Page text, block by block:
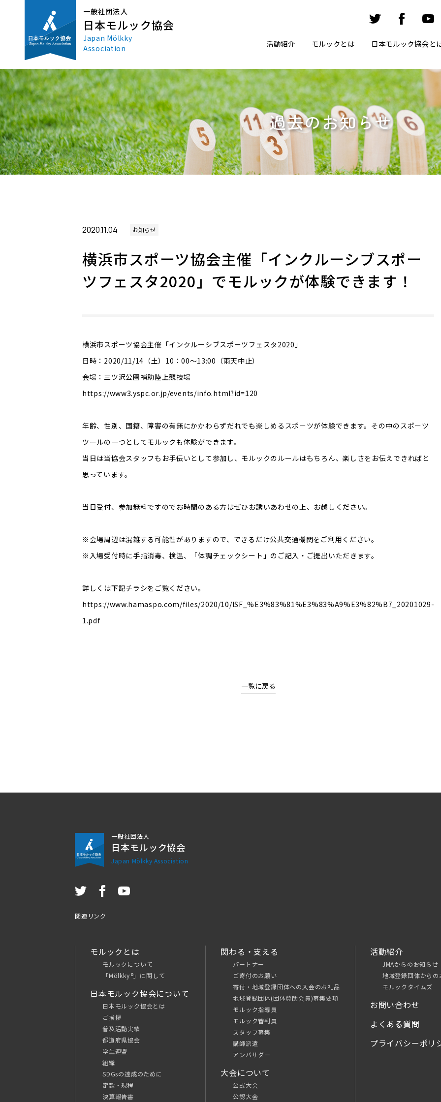
一般社団法人
日本モルック協会
Japan Mölkky
Association
活動紹介 モルックとは 日本モルック協会と
過去のお知らせ
2020.11.04 お知らせ
横浜市スポーツ協会主催「インクルーシブスポー
ツフェスタ2020」でモルックが体験できます！
横浜市スポーツ協会主催「インクルーシブスポーツフェスタ2020」
日時：2020/11/14（土）10：00〜13:00（雨天中止）
会場：三ツ沢公園補助陸上競技場
https://www3.yspc.or.jp/events/info.html?id=120
年齢、性別、国籍、障害の有無にかかわらずだれでも楽しめるスポーツが体験できます。その中のスポーツ
ツールの一つとしてモルックも体験ができます。
当日は当協会スタッフもお手伝いとして参加し、モルックのルールはもちろん、楽しさをお伝えできればと
思っています。
当日受付、参加無料ですのでお時間のある方はぜひお誘いあわせの上、お越しください。
※会場周辺は混雑する可能性がありますので、できるだけ公共交通機関をご利用ください。
※入場受付時に手指消毒、検温、「体調チェックシート」のご記入・ご提出いただきます。
詳しくは下記チラシをご覧ください。
https://www.hamaspo.com/files/2020/10/ISF_%E3%83%81%E3%83%A9%E3%82%B7_20201029-
1.pdf
一覧に戻る
一般社団法人
日本モルック協会
Japan Mölkky Association
関連リンク
モルックとは
モルックについて
「Mölkky®」に関して
日本モルック協会について
日本モルック協会とは
ご挨拶
普及活動実績
都道府県協会
学生連盟
組織
SDGsの達成のために
定款・規程
決算報告書
関わる・支える
パートナー
ご寄付のお願い
寄付・地域登録団体への入会のお礼品
地域登録団体(団体賛助会員)募集要項
モルック指導員
モルック審判員
スタッフ募集
講師派遣
アンバサダー
大会について
公式大会
公認大会
活動紹介
JMAからのお知らせ
地域登録団体からの
モルックタイムズ
お問い合わせ
よくある質問
プライバシーポリ